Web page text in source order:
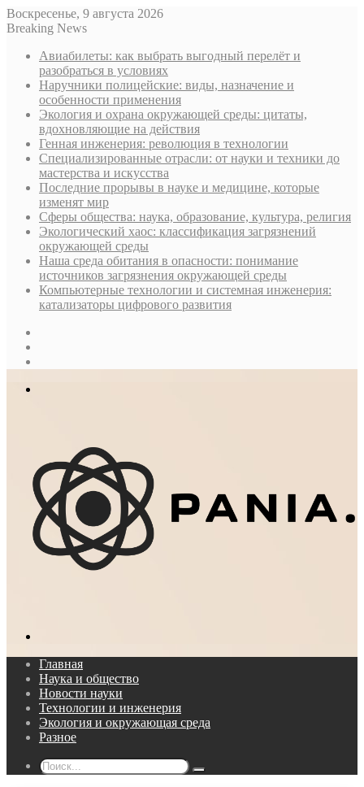
Воскресенье, 9 августа 2026
Breaking News
Авиабилеты: как выбрать выгодный перелёт и
разобраться в условиях
Наручники полицейские: виды, назначение и
особенности применения
Экология и охрана окружающей среды: цитаты,
вдохновляющие на действия
Генная инженерия: революция в технологии
Специализированные отрасли: от науки и техники до
мастерства и искусства
Последние прорывы в науке и медицине, которые
изменят мир
Сферы общества: наука, образование, культура, религия
Экологический хаос: классификация загрязнений
окружающей среды
Наша среда обитания в опасности: понимание
источников загрязнения окружающей среды
Компьютерные технологии и системная инженерия:
катализаторы цифрового развития
Главная
Наука и общество
Новости науки
Технологии и инженерия
Экология и окружающая среда
Разное
Поиск...